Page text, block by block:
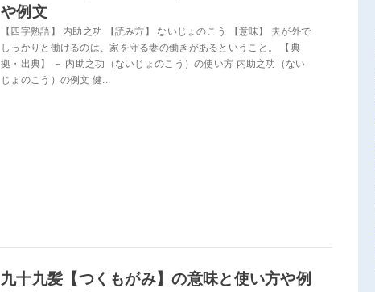
や例文
【四字熟語】 内助之功 【読み方】 ないじょのこう 【意味】 夫が外で
しっかりと働けるのは、家を守る妻の働きがあるということ。 【典
拠・出典】 － 内助之功（ないじょのこう）の使い方 内助之功（ない
じょのこう）の例文 健...
九十九髪【つくもがみ】の意味と使い方や例